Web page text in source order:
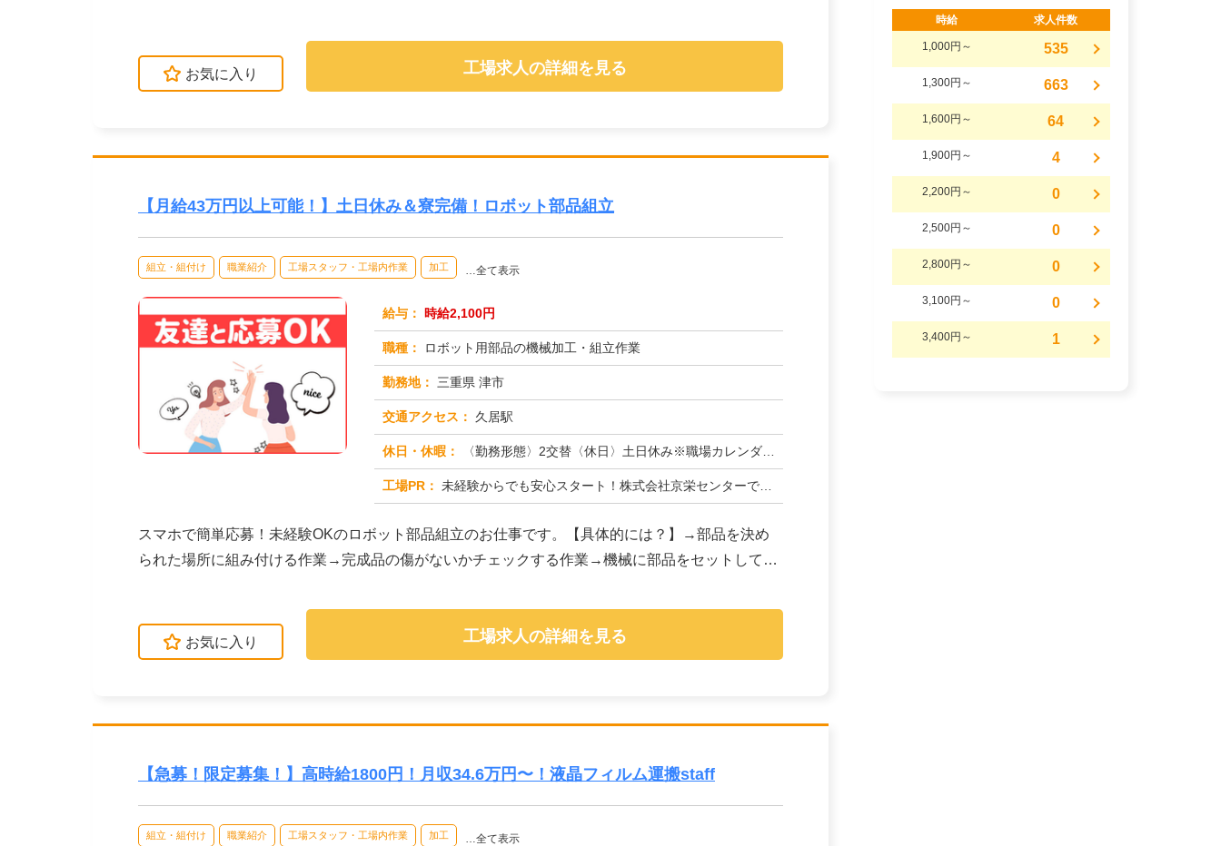
お気に入り 工場求人の詳細を見る
【月給43万円以上可能！】土日休み＆寮完備！ロボット部品組立
組立・組付け 職業紹介 工場スタッフ・工場内作業 加工 …全て表示
給与： 時給2,100円
職種： ロボット用部品の機械加工・組立作業
勤務地： 三重県 津市
交通アクセス： 久居駅
休日・休暇： 〈勤務形態〉2交替〈休日〉土日休み※職場カレンダーによる
工場PR： 未経験からでも安心スタート！株式会社京栄センターで新しい一歩を踏み出しませんか？→経験・学歴・スキルは一切不問です...
スマホで簡単応募！未経験OKのロボット部品組立のお仕事です。【具体的には？】→部品を決め
られた場所に組み付ける作業→完成品の傷がないかチェックする作業→機械に部品をセットしてボ
お気に入り 工場求人の詳細を見る
【急募！限定募集！】高時給1800円！月収34.6万円〜！液晶フィルム運搬staff
組立・組付け 職業紹介 工場スタッフ・工場内作業 加工 …全て表示
時給 求人件数
1,000円～ 535
1,300円～ 663
1,600円～ 64
1,900円～ 4
2,200円～ 0
2,500円～ 0
2,800円～ 0
3,100円～ 0
3,400円～ 1